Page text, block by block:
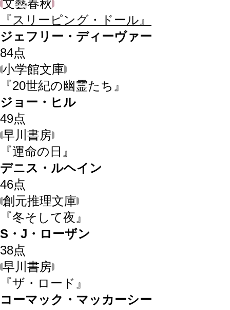
文藝春秋
『スリーピング・ドール』
ジェフリー・ディーヴァー
84点
小学館文庫
『20世紀の幽霊たち』
ジョー・ヒル
49点
早川書房
『運命の日』
デニス・ルヘイン
46点
創元推理文庫
『冬そして夜』
S・J・ローザン
38点
早川書房
『ザ・ロード』
コーマック・マッカーシー